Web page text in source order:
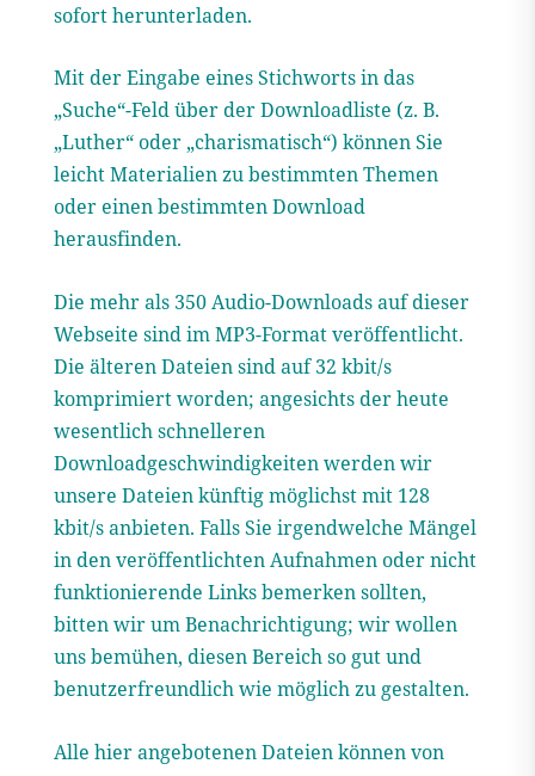
sofort herunterladen.
Mit der Eingabe eines Stichworts in das
„Suche“-Feld über der Downloadliste (z. B.
„Luther“ oder „charismatisch“) können Sie
leicht Materialien zu bestimmten Themen
oder einen bestimmten Download
herausfinden.
Die mehr als 350 Audio-Downloads auf dieser
Webseite sind im MP3-Format veröffentlicht.
Die älteren Dateien sind auf 32 kbit/s
komprimiert worden; angesichts der heute
wesentlich schnelleren
Downloadgeschwindigkeiten werden wir
unsere Dateien künftig möglichst mit 128
kbit/s anbieten. Falls Sie irgendwelche Mängel
in den veröffentlichten Aufnahmen oder nicht
funktionierende Links bemerken sollten,
bitten wir um Benachrichtigung; wir wollen
uns bemühen, diesen Bereich so gut und
benutzerfreundlich wie möglich zu gestalten.
Alle hier angebotenen Dateien können von